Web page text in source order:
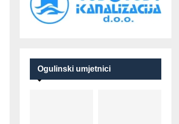
Ogulinski umjetnici